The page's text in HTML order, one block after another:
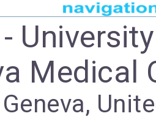
Medical